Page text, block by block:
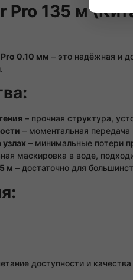
Pro 135 м
0.10 мм – это надёжная и
– прочная структура,
– моментальная передача
– минимальные потери
маскировка в воде,
м – достаточно для
доступности и